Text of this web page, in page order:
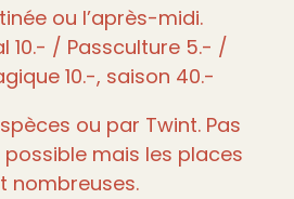
ou l’après-midi.
10.- / Passculture 5.- /
10.-, saison 40.-
ou par Twint. Pas
mais les places
nombreuses.